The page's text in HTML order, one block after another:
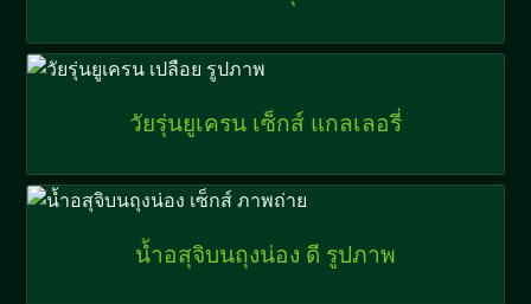
วัยรุ่นยูเครน เซ็กส์ แกลเลอรี่
น้ำอสุจิบนถุงน่อง ดี รูปภาพ